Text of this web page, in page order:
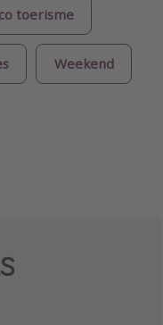
toerisme
Weekend